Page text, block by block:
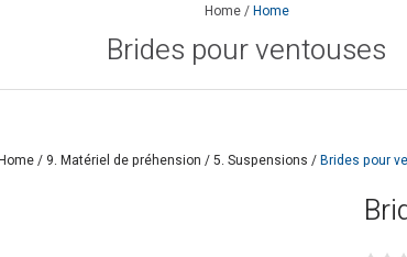
Home/Home
Brides pour ventouses
/ 9. Matériel de préhension /5. Suspensions /Brides pour